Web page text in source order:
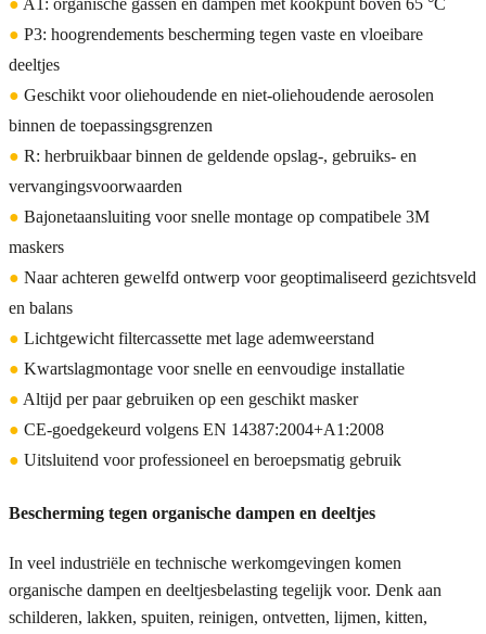
● P3: hoogrendements bescherming tegen vaste en vloeibare
deeltjes
● Geschikt voor oliehoudende en niet-oliehoudende aerosolen
binnen de toepassingsgrenzen
● R: herbruikbaar binnen de geldende opslag-, gebruiks- en
vervangingsvoorwaarden
● Bajonetaansluiting voor snelle montage op compatibele 3M
maskers
● Naar achteren gewelfd ontwerp voor geoptimaliseerd gezichtsveld
en balans
● Lichtgewicht filtercassette met lage ademweerstand
● Kwartslagmontage voor snelle en eenvoudige installatie
● Altijd per paar gebruiken op een geschikt masker
● CE-goedgekeurd volgens EN 14387:2004+A1:2008
● Uitsluitend voor professioneel en beroepsmatig gebruik
Bescherming tegen organische dampen en deeltjes
In veel industriële en technische werkomgevingen komen
organische dampen en deeltjesbelasting tegelijk voor. Denk aan
schilderen, lakken, spuiten, reinigen, ontvetten, lijmen, kitten,